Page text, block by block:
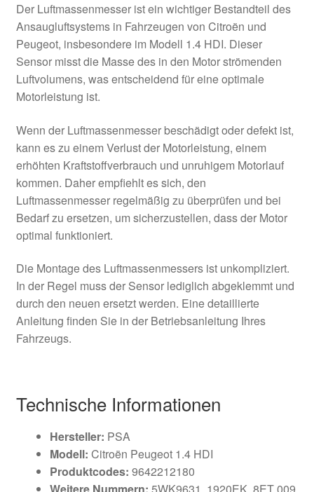
Der Luftmassenmesser ist ein wichtiger Bestandteil des
Ansaugluftsystems in Fahrzeugen von Citroën und
Peugeot, insbesondere im Modell 1.4 HDI. Dieser
Sensor misst die Masse des in den Motor strömenden
Luftvolumens, was entscheidend für eine optimale
Motorleistung ist.
Wenn der Luftmassenmesser beschädigt oder defekt ist,
kann es zu einem Verlust der Motorleistung, einem
erhöhten Kraftstoffverbrauch und unruhigem Motorlauf
kommen. Daher empfiehlt es sich, den
Luftmassenmesser regelmäßig zu überprüfen und bei
Bedarf zu ersetzen, um sicherzustellen, dass der Motor
optimal funktioniert.
Die Montage des Luftmassenmessers ist unkompliziert.
In der Regel muss der Sensor lediglich abgeklemmt und
durch den neuen ersetzt werden. Eine detaillierte
Anleitung finden Sie in der Betriebsanleitung Ihres
Fahrzeugs.
Technische Informationen
Hersteller: PSA
Modell: Citroën Peugeot 1.4 HDI
Produktcodes: 9642212180
Weitere Nummern: 5WK9631, 1920EK, 8ET 009